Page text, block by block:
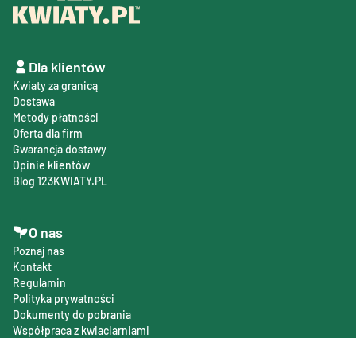
Dla klientów
Kwiaty za granicą
Dostawa
Metody płatności
Oferta dla firm
Gwarancja dostawy
Opinie klientów
Blog 123KWIATY.PL
O nas
Poznaj nas
Kontakt
Regulamin
Polityka prywatności
Dokumenty do pobrania
Współpraca z kwiaciarniami